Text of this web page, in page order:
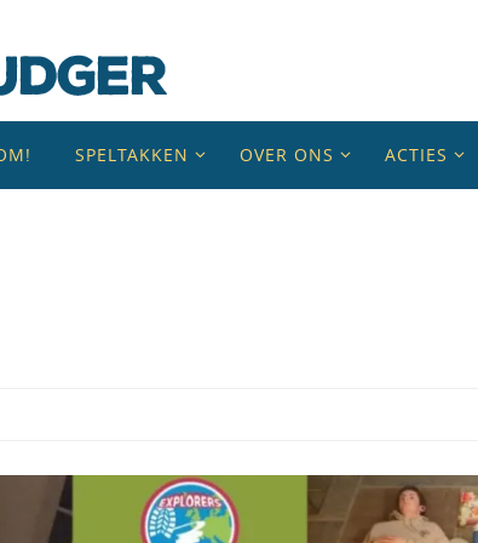
SPELTAKKEN OVER ONS ACTIES